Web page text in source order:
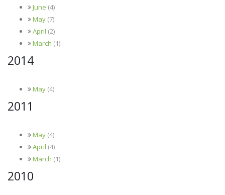
June (4)
May (7)
April (2)
March (1)
2014
May (4)
2011
May (4)
April (4)
March (1)
2010